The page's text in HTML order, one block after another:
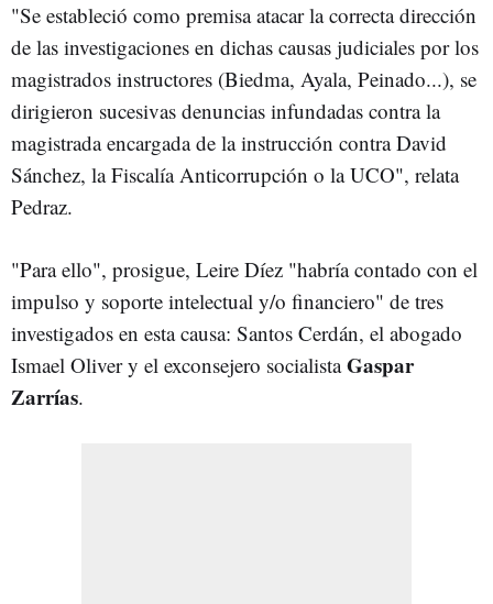
"Se estableció como premisa atacar la correcta dirección
de las investigaciones en dichas causas judiciales por los
magistrados instructores (Biedma, Ayala, Peinado...), se
dirigieron sucesivas denuncias infundadas contra la
magistrada encargada de la instrucción contra David
Sánchez, la Fiscalía Anticorrupción o la UCO", relata
Pedraz.
"Para ello", prosigue, Leire Díez "habría contado con el
impulso y soporte intelectual y/o financiero" de tres
investigados en esta causa: Santos Cerdán, el abogado
Ismael Oliver y el exconsejero socialistaGaspar
Zarrías.